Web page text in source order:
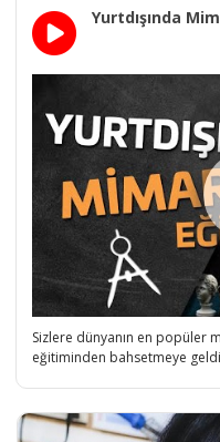
Yurtdışında
Sizlere dünyanın en popüler
eğitiminden bahsetmeye